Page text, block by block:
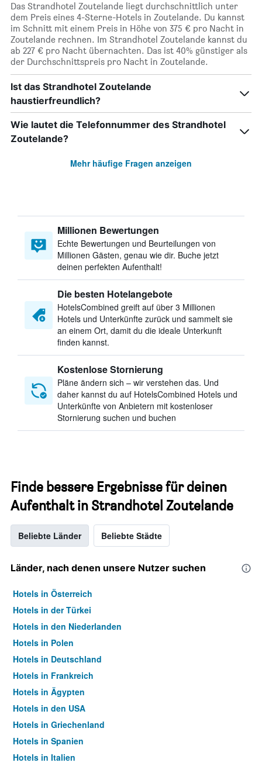
Das Strandhotel Zoutelande liegt durchschnittlich unter
dem Preis eines 4-Sterne-Hotels in Zoutelande. Du kannst
im Schnitt mit einem Preis in Höhe von 375 € pro Nacht in
Zoutelande rechnen. Im Strandhotel Zoutelande kannst du
ab 227 € pro Nacht übernachten. Das ist 40% günstiger als
der Durchschnittspreis pro Nacht in Zoutelande.
Ist das Strandhotel Zoutelande
haustierfreundlich?
Wie lautet die Telefonnummer des Strandhotel
Zoutelande?
Mehr häufige Fragen anzeigen
Millionen Bewertungen
Echte Bewertungen und Beurteilungen von
Millionen Gästen, genau wie dir. Buche jetzt
deinen perfekten Aufenthalt!
Die besten Hotelangebote
HotelsCombined greift auf über 3 Millionen
Hotels und Unterkünfte zurück und sammelt sie
an einem Ort, damit du die ideale Unterkunft
finden kannst.
Kostenlose Stornierung
Pläne ändern sich – wir verstehen das. Und
daher kannst du auf HotelsCombined Hotels und
Unterkünfte von Anbietern mit kostenloser
Stornierung suchen und buchen
Finde bessere Ergebnisse für deinen
Aufenthalt in Strandhotel Zoutelande
Beliebte Länder Beliebte Städte
Länder, nach denen unsere Nutzer suchen
Hotels in Österreich
Hotels in der Türkei
Hotels in den Niederlanden
Hotels in Polen
Hotels in Deutschland
Hotels in Frankreich
Hotels in Ägypten
Hotels in den USA
Hotels in Griechenland
Hotels in Spanien
Hotels in Italien